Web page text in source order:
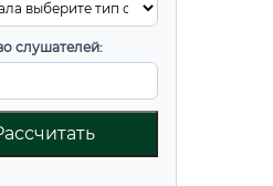
слушателей: